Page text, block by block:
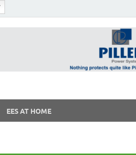
EES AT HOME